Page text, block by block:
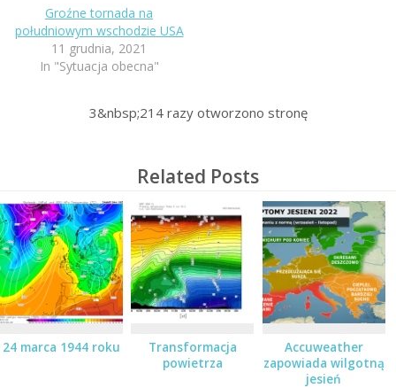
Groźne tornada na
południowym wschodzie USA
11 grudnia, 2021
In "Sytuacja obecna"
3&nbsp;214razy otworzono stronę
Related Posts
24 marca 1944 roku
Transformacja
powietrza
Accuweather
zapowiada wilgotną
jesień